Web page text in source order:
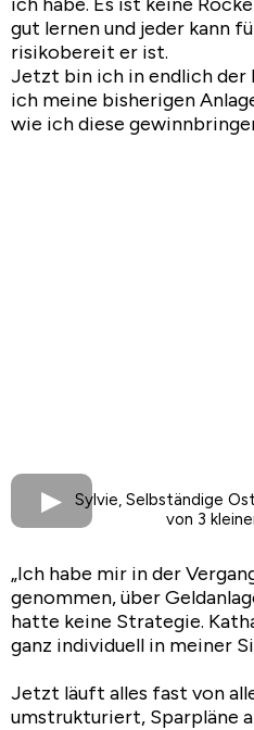
gut lernen und jeder kann
risikobereit er ist.
Jetzt bin ich in endlich der
ich meine bisherigen
wie ich diese
Sylvie, Selbständige
von 3
„Ich habe mir in der
genommen, über
hatte keine Strategie.
ganz individuell in meiner
Jetzt läuft alles fast von
umstrukturiert, Sparpläne